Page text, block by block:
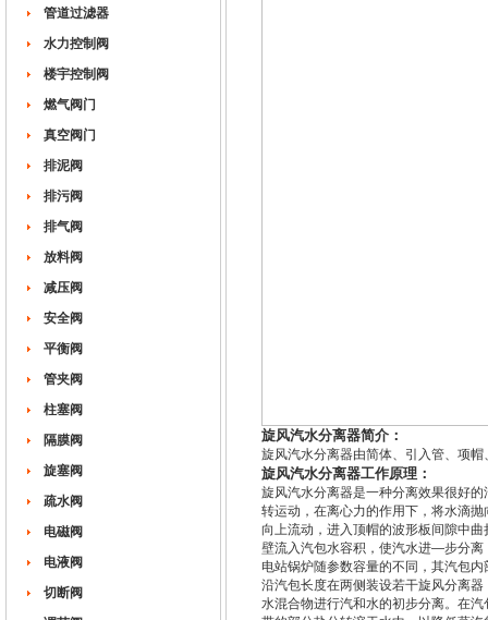
管道过滤器
水力控制阀
楼宇控制阀
燃气阀门
真空阀门
排泥阀
排污阀
排气阀
放料阀
减压阀
安全阀
平衡阀
管夹阀
柱塞阀
隔膜阀
旋塞阀
疏水阀
电磁阀
电液阀
切断阀
旋风汽水分离器简介：
旋风汽水分离器由简体、引入管、项
旋风汽水分离器工作原理：
旋风汽水分离器是一种分离效果很好
转运动，在离心力的作用下，将水滴
向上流动，进入顶帽的波形板间隙中
壁流入汽包水容积，使汽水进—步分离
电站锅炉随参数容量的不同，其汽包
沿汽包长度在两侧装设若干旋风分离
水混合物进行汽和水的初步分离。在